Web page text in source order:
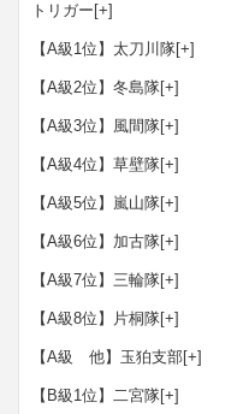
トリガー [+]
【A級1位】太刀川隊[+]
【A級2位】冬島隊[+]
【A級3位】風間隊[+]
【A級4位】草壁隊[+]
【A級5位】嵐山隊[+]
【A級6位】加古隊[+]
【A級7位】三輪隊[+]
【A級8位】片桐隊[+]
【A級 他】玉狛支部[+]
【B級1位】二宮隊[+]